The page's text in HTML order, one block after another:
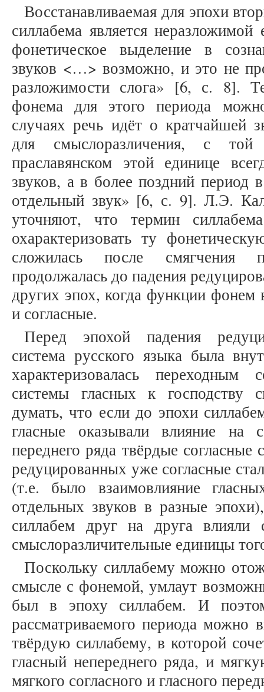
Восстанавливаемая для эпохи
силлабема является
фонетическое выделение в
звуков <…> возможно, и это не
разложимости слога» [6, с. 8].
фонема для этого периода
случаях речь идёт о кратчайшей
для смыслоразличения, с
праславянском этой единице
звуков, а в более поздний период
отдельный звук» [6, с. 9]. Л.Э.
уточняют, что термин
охарактеризовать ту
сложилась после смягчения
продолжалась до падения
других эпох, когда функции фонем
и согласные.
Перед эпохой падения
система русского языка была
характеризовалась переходным
системы гласных к господству
думать, что если до эпохи
гласные оказывали влияние на
переднего ряда твёрдые согласные
редуцированных уже согласные
(т.е. было взаимовлияние
отдельных звуков в разные
силлабем друг на друга влияли
смыслоразличительные единицы
Поскольку силлабему можно
смысле с фонемой, умлаут
был в эпоху силлабем. И
рассматриваемого периода можно
твёрдую силлабему, в которой
гласный непереднего ряда, и
мягкого согласного и гласного